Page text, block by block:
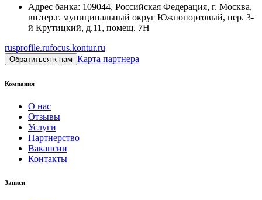
Адрес банка: 109044, Российская Федерация, г. Москва,
вн.тер.г. муниципальный округ Южнопортовый, пер. 3-
й Крутицкий, д.11, помещ. 7Н
rusprofile.rufocus.kontur.ru
Обратиться к нам Карта партнера
Компания
О нас
Отзывы
Услуги
Партнерство
Вакансии
Контакты
Записи